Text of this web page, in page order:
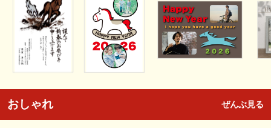
おしゃれ ぜんぶ見る